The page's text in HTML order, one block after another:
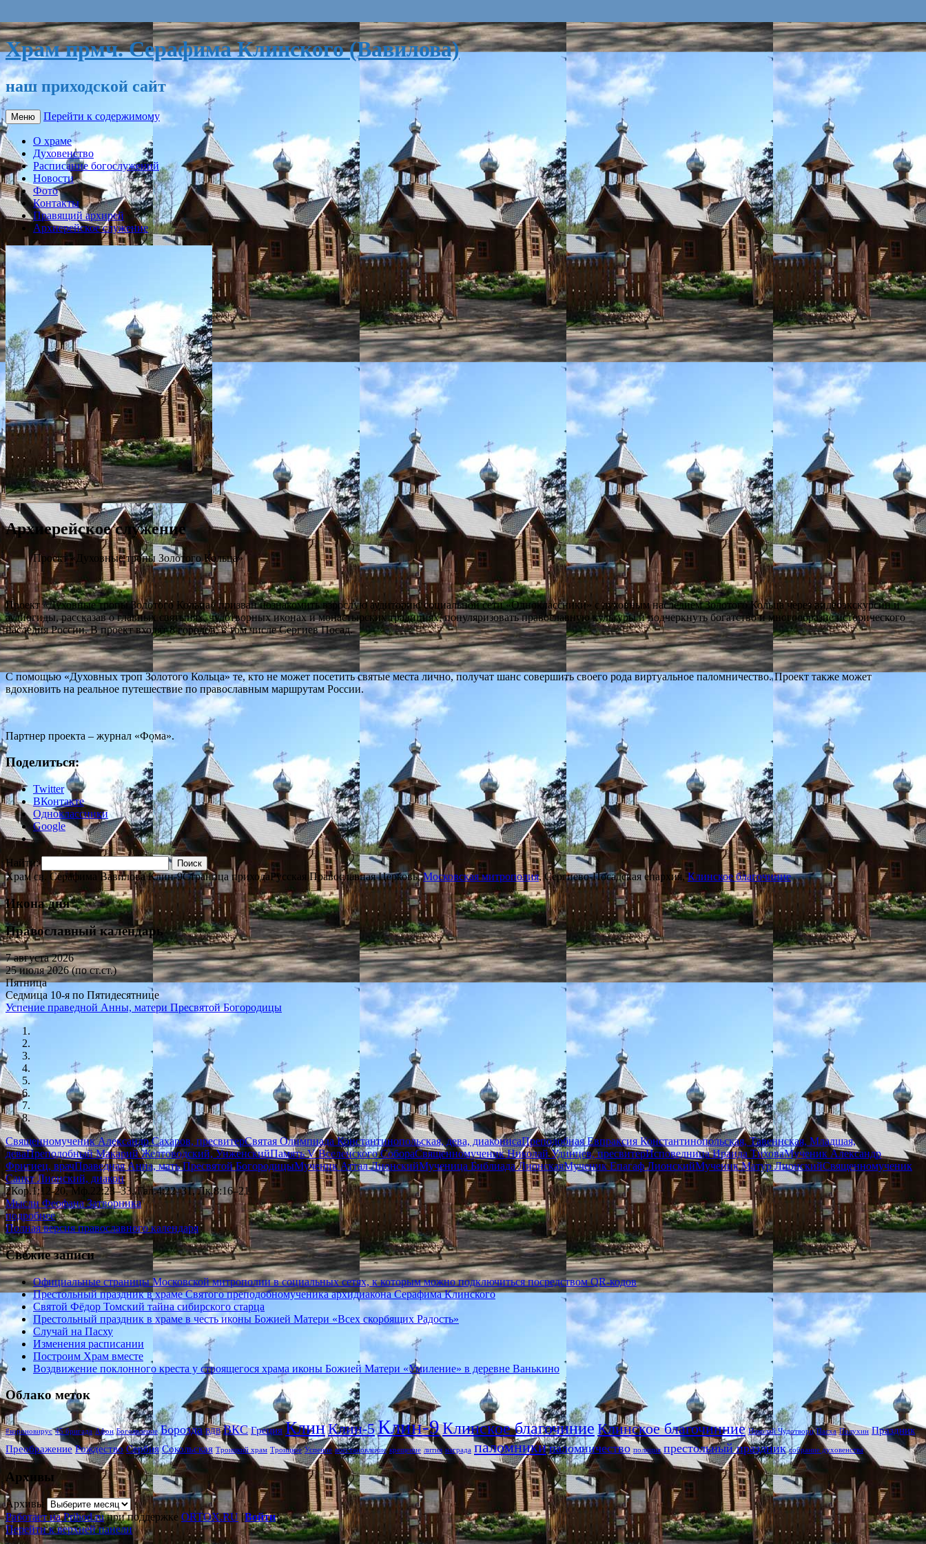
Храм прмч. Серафима Клинского (Вавилова)
наш приходской сайт
Меню Перейти к содержимому
О храме
Духовенство
Расписание богослужений
Новости
Фото
Контакты
Правящий архирей
Архиерейское служение
Архиерейское служение
Проект «Духовные тропы Золотого Кольца»
Проект «Духовные тропы Золотого Кольца» призван познакомить взрослую аудиторию социальной сети «Одноклассники» с духовным наследием Золотого Кольца через видеоэкскурсии и
аудиогиды, рассказав о главных святынях, чудотворных иконах и монастырских традициях, популяризовать православную культуры и подчеркнуть богатство и многообразие исторического
наследия России. В проект входят 8 городов, в том числе Сергиев Посад.
С помощью «Духовных троп Золотого Кольца» те, кто не может посетить святые места лично, получат шанс совершить своего рода виртуальное паломничество. Проект также может
вдохновить на реальное путешествие по православным маршрутам России.
Партнер проекта – журнал «Фома».
Поделиться:
Twitter
ВКонтакте
Одноклассники
Google
Найти:
Храм св. Серафима Вавилова Клин-9Страница приходаРусская Православная Церковь,Московская митрополия, Сергиево-Посадская епархия,Клинское благочиние
Икона дня
Православный календарь
7 августа 2026
25 июля 2026 (по ст.ст.)
Пятница
Седмица 10-я по Пятидесятнице
Успение праведной Анны, матери Пресвятой Богородицы
Священномученик Александр Сахаров, пресвитерСвятая Олимпиада Константинопольская, дева, диаконисаПреподобная Евпраксия Константинопольская, Тавеннская, Младшая,
деваПреподобный Макарий Желтоводский, УнженскийПамять V Вселенского СобораСвященномученик Николай Удинцев, пресвитерИсповедница Ираида ТиховаМученик Александр
Фригиец, врачПраведная Анна, мать Пресвятой БогородицыМученик Аттал ЛионскийМученица Библиада ЛионскаяМученик Епагаф ЛионскийМученик Матур ЛионскийСвященномученик
Санкт Лионский, диакон
2Кор.1:12-20, Мф.22:23–33, Гал.4:22–31, Лк.8:16–21
Мысли Феофана Затворника
подробнее
Полная версия православного календаря
Свежие записи
Официальные страницы Московской митрополии в социальных сетях, к которым можно подключиться посредством QR-кодов
Престольный праздник в храме Святого преподобномученика архидиакона Серафима Клинского
Святой Фёдор Томский тайна сибирского старца
Престольный праздник в храме в честь иконы Божией Матери «Всех скорбящих Радость»
Случай на Пасху
Изменения расписании
Построим Храм вместе
Воздвижение поклонного креста у строящегося храма иконы Божией Матери «Умиление» в деревне Ванькино
Облако меток
#короновирус 45 бригада Афон Богоявление Борозда ВДВ ВКС Греция КлинКлин-5Клин-9Клинское благочиние Клинское благочинние Николай Чудотворц Пасха Полухин Праздник
Преображение Рождество Сербия Сокольская Троицкий храм Троицкое Успение восстановление крещение лития награда паломники паломничество полиция престольный праздник собрание духовенства
Архивы
Архивы
Работает на Prihod.ruпри поддержке ORTOX.RU[Войти]
Перейти к верхней панели